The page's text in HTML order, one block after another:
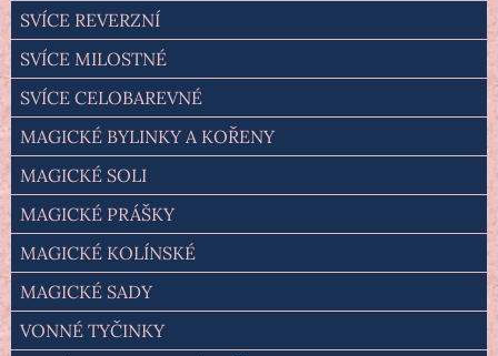
SVÍCE REVERZNÍ
SVÍCE MILOSTNÉ
SVÍCE CELOBAREVNÉ
MAGICKÉ BYLINKY A KOŘENY
MAGICKÉ SOLI
MAGICKÉ PRÁŠKY
MAGICKÉ KOLÍNSKÉ
MAGICKÉ SADY
VONNÉ TYČINKY